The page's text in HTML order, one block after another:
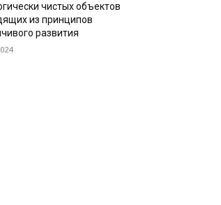
чистых объектов
из принципов
развития